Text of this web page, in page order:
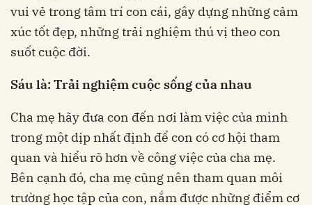
vui vẻ trong tâm trí con cái, gây dựng những cảm
xúc tốt đẹp, những trải nghiệm thú vị theo con
suốt cuộc đời.
Sáu là: Trải nghiệm cuộc sống của nhau
Cha mẹ hãy đưa con đến nơi làm việc của mình
trong một dịp nhất định để con có cơ hội tham
quan và hiểu rõ hơn về công việc của cha mẹ.
Bên cạnh đó, cha mẹ cũng nên tham quan môi
trường học tập của con, nắm được những điểm cơ